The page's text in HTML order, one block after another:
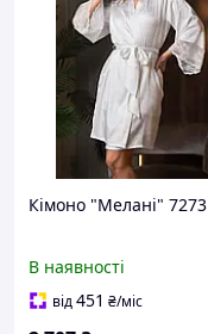
Кімоно "Мелані" 7273
В наявності
від451 ₴/міс